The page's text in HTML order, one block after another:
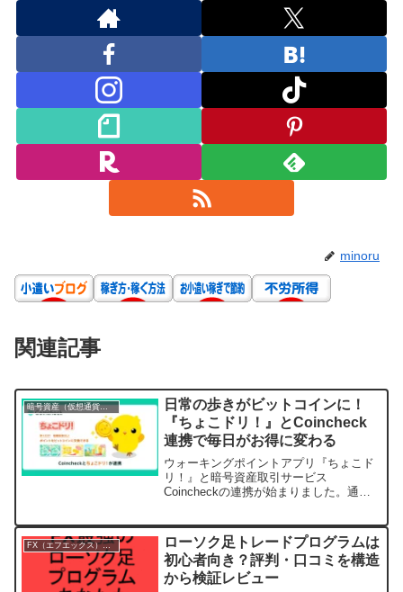
minoru
関連記事
暗号資産（仮想通貨）投資ガイド
日常の歩きがビットコインに！
『ちょこドリ！』とCoincheck
連携で毎日がお得に変わる
ウォーキングポイントアプリ『ちょこド
リ！』と暗号資産取引サービス
Coincheckの連携が始まりました。通
資産を始められるこの新サービスについ
て、その魅力と始め方を詳しくご紹介し
ます。
FX（エフエックス）入門
ローソク足トレードプログラムは
初心者向き？評判・口コミを構造
から検証レビュー